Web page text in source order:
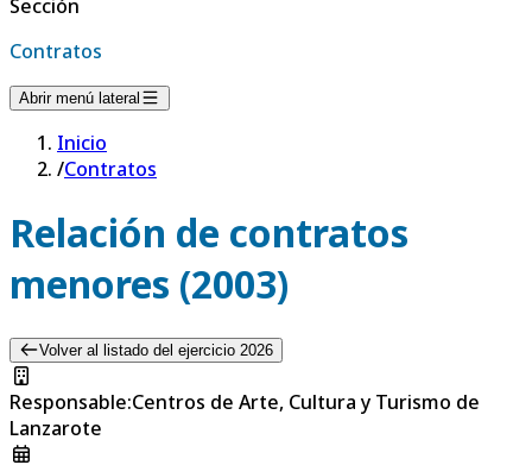
Sección
Contratos
Abrir menú lateral
Inicio
/Contratos
Relación de contratos
menores (2003)
Volver al listado del ejercicio 2026
Responsable:Centros de Arte, Cultura y Turismo de
Lanzarote